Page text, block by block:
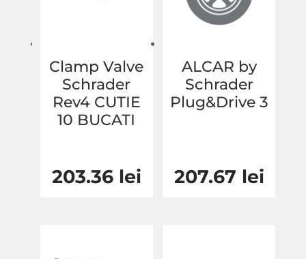
Clamp Valve
Schrader
Rev4 CUTIE
10 BUCATI
203.36 lei
ALCAR by
Schrader
Plug&Drive 3
207.67 lei